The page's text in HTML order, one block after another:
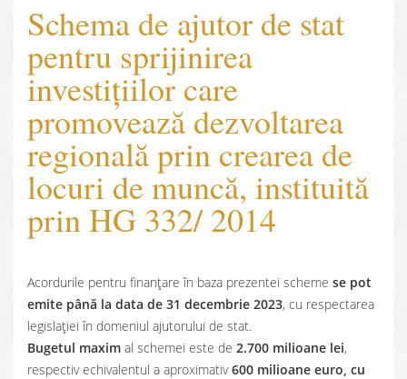
Schema de ajutor de stat
pentru sprijinirea
investițiilor care
promovează dezvoltarea
regională prin crearea de
locuri de muncă, instituită
prin HG 332/ 2014
Acordurile pentru finanţare în baza prezentei scheme se pot
emite până la data de 31 decembrie 2023, cu respectarea
legislaţiei în domeniul ajutorului de stat.
Bugetul maxim al schemei este de 2.700 milioane lei,
respectiv echivalentul a aproximativ600 milioane euro, cu